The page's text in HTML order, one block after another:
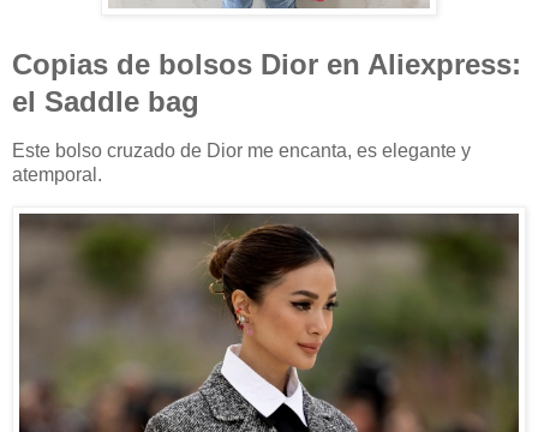
Copias de bolsos Dior en Aliexpress:
el Saddle bag
Este bolso cruzado de Dior me encanta, es elegante y
atemporal.